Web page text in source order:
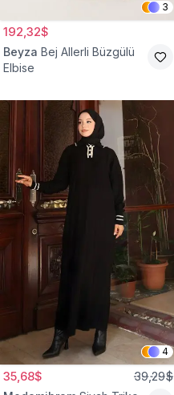
3
192,32$
Beyza Bej Allerli Büzgülü
Elbise
4
35,68$ 39,29$